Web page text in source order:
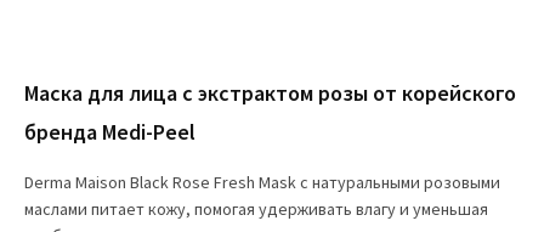
Маска для лица с экстрактом розы от корейского
бренда Medi-Peel
Derma Maison Black Rose Fresh Mask с натуральными розовыми
маслами питает кожу, помогая удерживать влагу и уменьшая